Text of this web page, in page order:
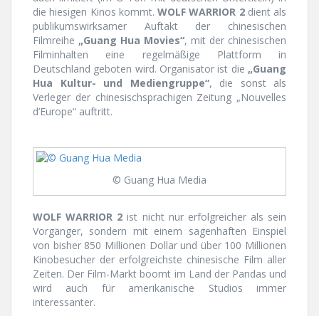
die hiesigen Kinos kommt. WOLF WARRIOR 2dient als
publikumswirksamer Auftakt der chinesischen
Filmreihe „Guang Hua Movies“, mit der chinesischen
Filminhalten eine regelmäßige Plattform in
Deutschland geboten wird. Organisator ist die „Guang
Hua Kultur- und Mediengruppe“, die sonst als
Verleger der chinesischsprachigen Zeitung „Nouvelles
d’Europe“ auftritt.
© Guang Hua Media
WOLF WARRIOR 2 ist nicht nur erfolgreicher als sein
Vorgänger, sondern mit einem sagenhaften Einspiel
von bisher 850 Millionen Dollar und über 100 Millionen
Kinobesucher der erfolgreichste chinesische Film aller
Zeiten. Der Film-Markt boomt im Land der Pandas und
wird auch für amerikanische Studios immer
interessanter.